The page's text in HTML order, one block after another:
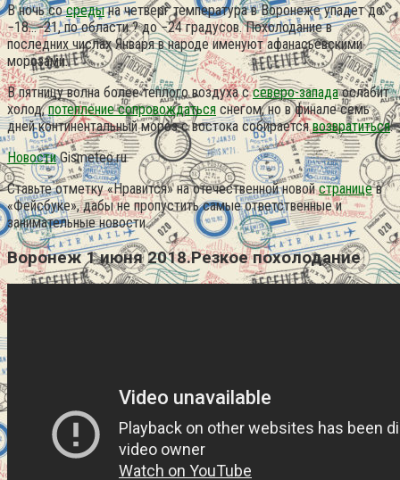
В ночь сосредына четверг температура в Воронеже упадет до
−18…−21, по области ? до −24 градусов. Похолодание в
последних числах Января в народе именуют афанасьевскими
морозами.
В пятницу волна более теплого воздуха ссеверо-западаослабит
холод,потепление сопровождаться снегом, но в финале семь
дней континентальный мороз с востока собираетсявозвратиться.
НовостиGismeteo.ru
Ставьте отметку «Нравится» на отечественной новойстраницев
«Фейсбуке», дабы не пропустить самые ответственные и
занимательные новости.
Воронеж 1 июня 2018.Резкое похолодание